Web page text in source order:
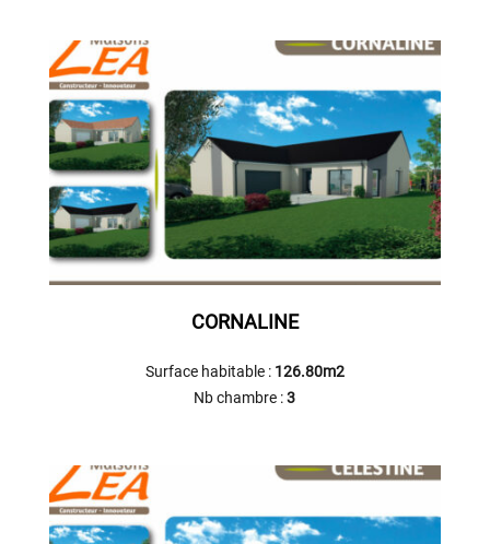
CORNALINE
Surface habitable : 126.80m2
Nb chambre :3